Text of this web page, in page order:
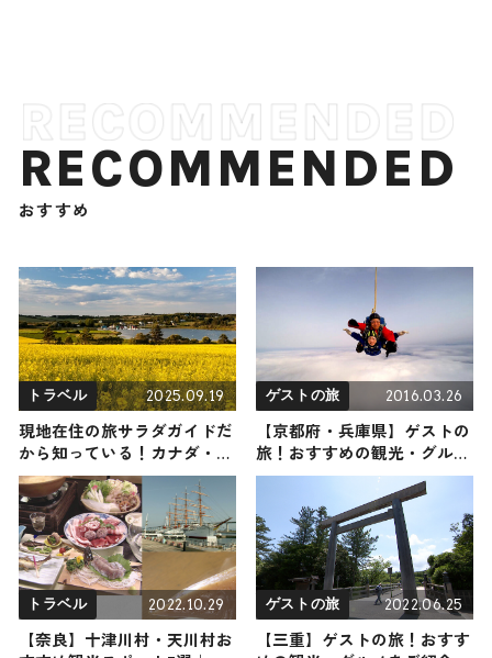
RECOMMENDED
おすすめ
トラベル 2025.09.19
現地在住の旅サラダガイドだ
から知っている！カナダ・プ
リンスエドワード島の観光・
グルメ・お土産
ゲストの旅 2016.03.26
【京都府・兵庫県】ゲストの
旅！おすすめの観光・グルメ
をご紹介
トラベル 2022.10.29
【奈良】十津川村・天川村お
ゲストの旅 2022.06.25
【三重】ゲストの旅！おすす